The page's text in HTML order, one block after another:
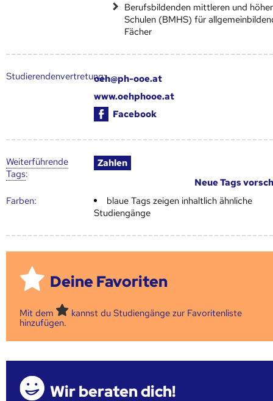
Berufsbildenden mittleren und
Schulen (BMHS) für
Fächer
Studierendenvertretung:oeh@ph-ooe.at
www.oehphooe.at
Facebook
Weiter­führende
Tags:
Zahlen
Neue Tags
Farben:
blaue Tags zeigen inhaltlich ähnliche
Studiengänge
Deine Favoriten
Mit dem
kannst du Studiengänge zur Favoritenliste
hinzufügen.
Wir beraten dich!